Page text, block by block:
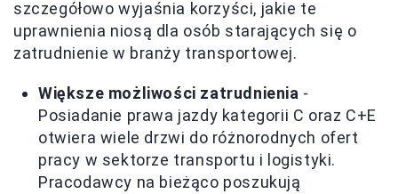
szczegółowo wyjaśnia korzyści, jakie te
uprawnienia niosą dla osób starających się o
zatrudnienie w branży transportowej.
Większe możliwości zatrudnienia -
Posiadanie prawa jazdy kategorii C oraz C+E
otwiera wiele drzwi do różnorodnych ofert
pracy w sektorze transportu i logistyki.
Pracodawcy na bieżąco poszukują